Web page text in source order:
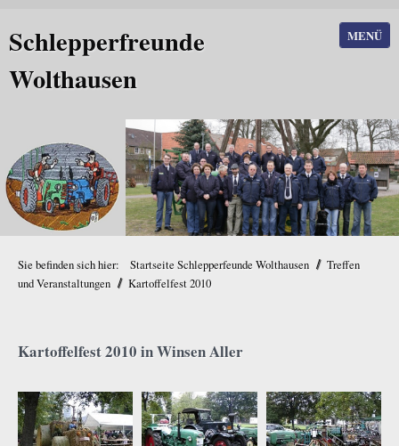
MENÜ
Schlepperfreunde
Wolthausen
Sie befinden sich hier: Startseite Schlepperfeunde Wolthausen / Treffen
und Veranstaltungen / Kartoffelfest 2010
Kartoffelfest 2010 in Winsen Aller